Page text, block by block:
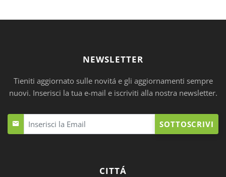
NEWSLETTER
Tieniti aggiornato sulle novitá e gli aggiornamenti sempre
nuovi. Inserisci la tua e-mail e iscriviti alla nostra newsletter.
SOTTOSCRIVI
CITTÁ